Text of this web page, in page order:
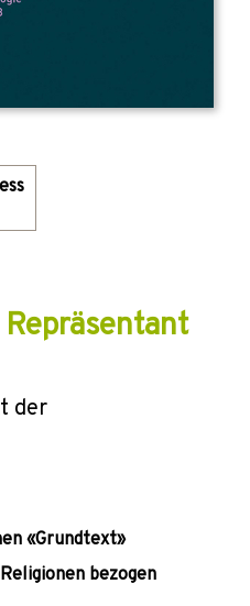
der
«Grundtext»
bezogen